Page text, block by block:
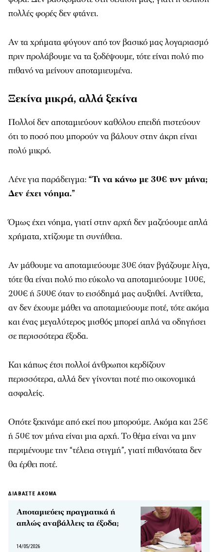
πολλές φορές δεν φτάνει.
Αν τα χρήματα φύγουν από τον βασικό μας λογαριασμό
πριν προλάβουμε να τα ξοδέψουμε, τότε είναι πολύ πιο
πιθανό να μείνουν αποταμιευμένα.
Ξεκίνα μικρά, αλλά ξεκίνα
Πολλοί δεν αποταμιεύουν καθόλου επειδή πιστεύουν
ότι το ποσό που μπορούν να βάλουν στην άκρη είναι
πολύ μικρό.
Λένε για παράδειγμα: “Τι να κάνω με 30€ τον μήνα;
Δεν έχει νόημα.”
Όμως έχει νόημα, γιατί στην αρχή δεν μαζεύουμε απλά
χρήματα, χτίζουμε τη συνήθεια.
Αν μάθουμε να αποταμιεύουμε 30€ όταν βγάζουμε λίγα,
τότε θα είναι πολύ πιο εύκολο να αποταμιεύουμε 100€,
200€ ή 500€ όταν το εισόδημά μας αυξηθεί. Αντίθετα,
αν δεν έχουμε μάθει να αποταμιεύουμε ποτέ, τότε ακόμα
και ένας μεγαλύτερος μισθός μπορεί απλά να οδηγήσει
σε περισσότερα έξοδα.
Και κάπως έτσι πολλοί άνθρωποι κερδίζουν
περισσότερα, αλλά δεν γίνονται ποτέ πιο οικονομικά
ασφαλείς.
Οπότε ξεκινάμε από εκεί που μπορούμε. Ακόμα και 25€
ή 50€ τον μήνα είναι μια αρχή. Το θέμα είναι να μην
περιμένουμε την “τέλεια στιγμή”, γιατί πιθανότατα δεν
θα έρθει ποτέ.
ΔΙΑΒΑΣΤΕ ΑΚΟΜΑ
Αποταμιεύεις πραγματικά ή
απλώς αναβάλλεις τα έξοδα;
14/05/2026